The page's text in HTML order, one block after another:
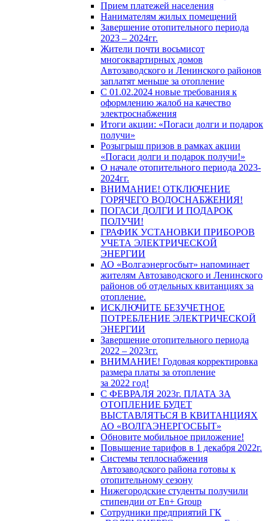
Прием платежей населения
Нанимателям жилых помещений
Завершение отопительного периода
2023 – 2024гг.
Жители почти восьмисот
многоквартирных домов
Автозаводского и Ленинского районов
заплатят меньше за отопление
С 01.02.2024 новые требования к
оформлению жалоб на качество
электроснабжения
Итоги акции: «Погаси долги и подарок
получи»
Розыгрыш призов в рамках акции
«Погаси долги и подарок получи!»
О начале отопительного периода 2023-
2024гг.
ВНИМАНИЕ! ОТКЛЮЧЕНИЕ
ГОРЯЧЕГО ВОДОСНАБЖЕНИЯ!
ПОГАСИ ДОЛГИ И ПОДАРОК
ПОЛУЧИ!
ГРАФИК УСТАНОВКИ ПРИБОРОВ
УЧЕТА ЭЛЕКТРИЧЕСКОЙ
ЭНЕРГИИ
АО «Волгаэнергосбыт» напоминает
жителям Автозаводского и Ленинского
районов об отдельных квитанциях за
отопление.
ИСКЛЮЧИТЕ БЕЗУЧЕТНОЕ
ПОТРЕБЛЕНИЕ ЭЛЕКТРИЧЕСКОЙ
ЭНЕРГИИ
Завершение отопительного периода
2022 – 2023гг.
ВНИМАНИЕ! Годовая корректировка
размера платы за отопление
за 2022 год!
С ФЕВРАЛЯ 2023г. ПЛАТА ЗА
ОТОПЛЕНИЕ БУДЕТ
ВЫСТАВЛЯТЬСЯ В КВИТАНЦИЯХ
АО «ВОЛГАЭНЕРГОСБЫТ»
Обновите мобильное приложение!
Повышение тарифов в 1 декабря 2022г.
Системы теплоснабжения
Автозаводского района готовы к
отопительному сезону
Нижегородские студенты получили
стипендии от En+ Group
Сотрудники предприятий ГК